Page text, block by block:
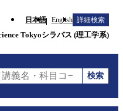
日本語 English 詳細検索
Tokyoシラバス (理工学系)
義名・科目コード・担当教
検索